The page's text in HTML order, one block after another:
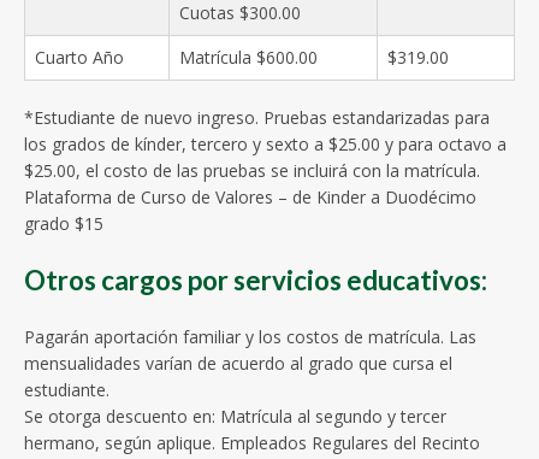
Cuotas $300.00
Cuarto Año Matrícula $600.00 $319.00
*Estudiante de nuevo ingreso. Pruebas estandarizadas para
los grados de kínder, tercero y sexto a $25.00 y para octavo a
$25.00, el costo de las pruebas se incluirá con la matrícula.
Plataforma de Curso de Valores – de Kinder a Duodécimo
grado $15
Otros cargos por servicios educativos:
Pagarán aportación familiar y los costos de matrícula. Las
mensualidades varían de acuerdo al grado que cursa el
estudiante.
Se otorga descuento en: Matrícula al segundo y tercer
hermano, según aplique. Empleados Regulares del Recinto